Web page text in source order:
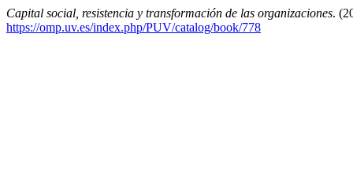
Capital social, resistencia y transformación de las organizaciones.
https://omp.uv.es/index.php/PUV/catalog/book/778